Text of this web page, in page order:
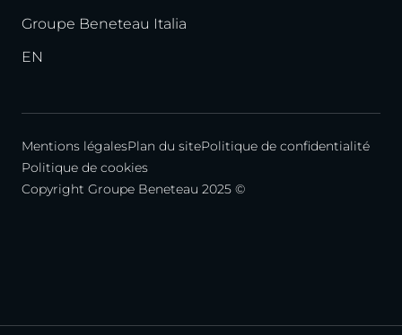
Groupe Beneteau Italia
EN
Mentions légalesPlan du sitePolitique de confidentialité
Politique de cookies
Copyright Groupe Beneteau 2025 ©